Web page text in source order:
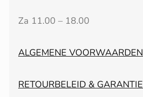
Za 11.00 – 18.00
ALGEMENE VOORWAARDEN
RETOURBELEID & GARANTIE